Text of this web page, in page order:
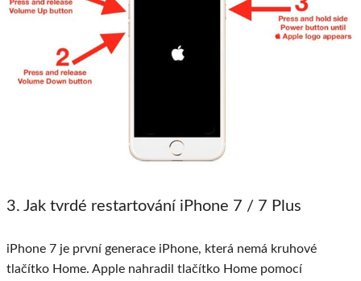
3. Jak tvrdé restartování iPhone 7 / 7 Plus
iPhone 7 je první generace iPhone, která nemá kruhové
tlačítko Home. Apple nahradil tlačítko Home pomocí